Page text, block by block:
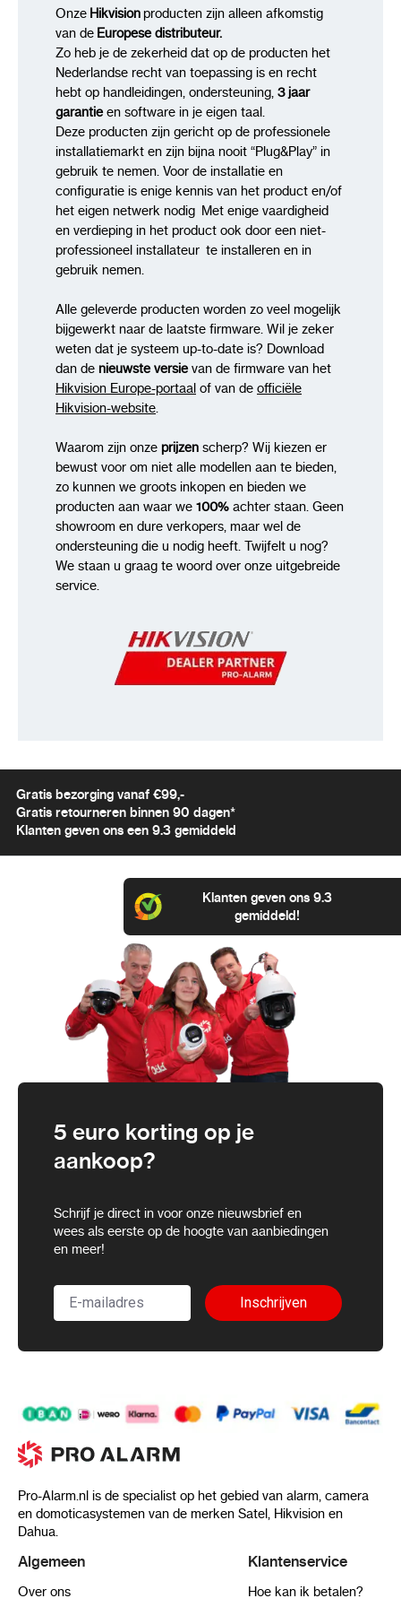
Onze Hikvisionproducten zijn alleen afkomstig
van de Europese distributeur.
Zo heb je de zekerheid dat op de producten het
Nederlandse recht van toepassing is en recht
hebt op handleidingen, ondersteuning, 3 jaar
garantieen software in je eigen taal.
Deze producten zijn gericht op de professionele
installatiemarkt en zijn bijna nooit “Plug&Play” in
gebruik te nemen. Voor de installatie en
configuratie is enige kennis van het product en/of
het eigen netwerk nodig Met enige vaardigheid
en verdieping in het product ook door een niet-
professioneel installateur te installeren en in
gebruik nemen.
Alle geleverde producten worden zo veel mogelijk
bijgewerkt naar de laatste firmware. Wil je zeker
weten dat je systeem up-to-date is? Download
dan de nieuwste versievan de firmware van het
Hikvision Europe-portaal of van de officiële
Hikvision-website.
Waarom zijn onze prijzen scherp? Wij kiezen er
bewust voor om niet alle modellen aan te bieden,
zo kunnen we groots inkopen en bieden we
producten aan waar we 100% achter staan. Geen
showroom en dure verkopers, maar wel de
ondersteuning die u nodig heeft. Twijfelt u nog?
We staan u graag te woord over onze uitgebreide
service.
Gratis bezorging vanaf €99,-
Gratis retourneren binnen 90 dagen*
Klanten geven ons een 9.3 gemiddeld
5 euro korting op je
aankoop?
Schrijf je direct in voor onze nieuwsbrief en
wees als eerste op de hoogte van aanbiedingen
en meer!
Inschrijven
Pro-Alarm.nl is de specialist op het gebied van alarm, camera
en domoticasystemen van de merken Satel, Hikvision en
Dahua.
Klanten geven ons 9.3
gemiddeld!
Algemeen
Over ons
Klantenservice
Hoe kan ik betalen?